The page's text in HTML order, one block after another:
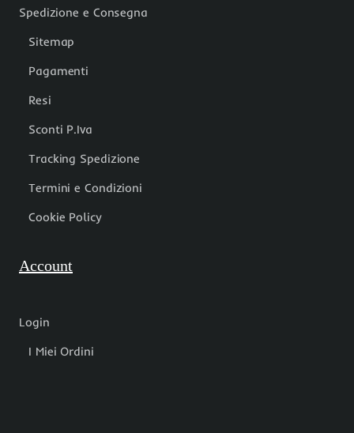
Spedizione e Consegna
Sitemap
Pagamenti
Resi
Sconti P.Iva
Tracking Spedizione
Termini e Condizioni
Cookie Policy
Account
Login
I Miei Ordini